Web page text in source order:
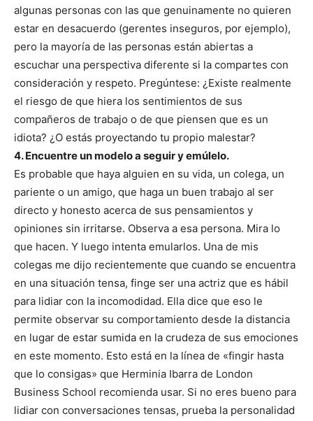
algunas personas con las que genuinamente no quieren
estar en desacuerdo (gerentes inseguros, por ejemplo),
pero la mayoría de las personas están abiertas a
escuchar una perspectiva diferente si la compartes con
consideración y respeto. Pregúntese: ¿Existe realmente
el riesgo de que hiera los sentimientos de sus
compañeros de trabajo o de que piensen que es un
idiota? ¿O estás proyectando tu propio malestar?
4. Encuentre un modelo a seguir y emúlelo.
Es probable que haya alguien en su vida, un colega, un
pariente o un amigo, que haga un buen trabajo al ser
directo y honesto acerca de sus pensamientos y
opiniones sin irritarse. Observa a esa persona. Mira lo
que hacen. Y luego intenta emularlos. Una de mis
colegas me dijo recientemente que cuando se encuentra
en una situación tensa, finge ser una actriz que es hábil
para lidiar con la incomodidad. Ella dice que eso le
permite observar su comportamiento desde la distancia
en lugar de estar sumida en la crudeza de sus emociones
en este momento. Esto está en la línea de «fingir hasta
que lo consigas» que Herminia Ibarra de London
Business School recomienda usar. Si no eres bueno para
lidiar con conversaciones tensas, prueba la personalidad